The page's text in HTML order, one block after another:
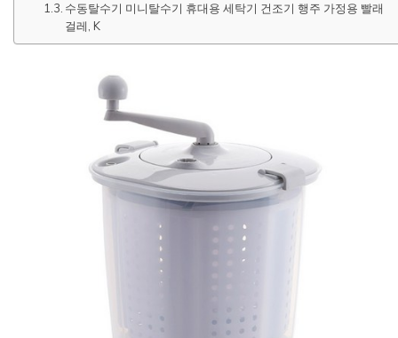
수동탈수기 미니탈수기 휴대용 세탁기 건조기 행주 가정용 빨래
걸레, K